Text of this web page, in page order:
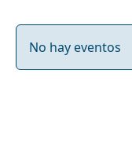
No hay eventos